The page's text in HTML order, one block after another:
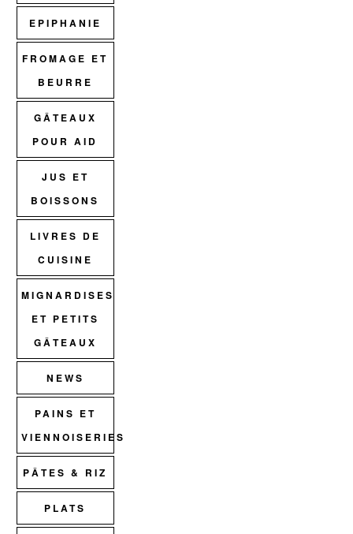
EPIPHANIE
FROMAGE ET
BEURRE
GÂTEAUX
POUR AID
JUS ET
BOISSONS
LIVRES DE
CUISINE
MIGNARDISES
ET PETITS
GÂTEAUX
NEWS
PAINS ET
VIENNOISERIES
PÂTES & RIZ
PLATS